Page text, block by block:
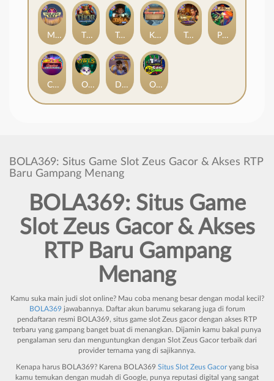
Manhattan Goes Wild
Casino Win Spin
Tomb of Nefertiti
Tesla Jolt
Dungeon Quest Outsourced: Slash Game
Owls
Kitchen Drama: Sushi Mania Pixies vs Pirates
Thor: Hammer Time
BOLA369: Situs Game Slot Zeus Gacor & Akses RTP
Baru Gampang Menang
BOLA369: Situs Game
Slot Zeus Gacor&Akses
RTP Baru Gampang
Menang
Kamu suka main judi slot online? Mau coba menang besar dengan modal kecil?
BOLA369jawabannya. Daftar akun barumu sekarang juga di forum
pendaftaran resmi BOLA369, situs game slot Zeus gacor dengan akses RTP
terbaru yang gampang banget buat di menangkan. Dijamin kamu bakal punya
pengalaman seru dan menguntungkan dengan Slot Zeus Gacorterbaik dari
provider ternama yang di sajikannya.
Kenapa harus BOLA369? Karena BOLA369 Situs Slot Zeus Gacoryang bisa
kamu temukan dengan mudah di Google, punya reputasi digital yang sangat